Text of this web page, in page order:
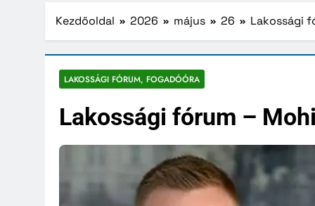
Kezdőoldal 2026 május 26 Lakossági
LAKOSSÁGI FÓRUM, FOGADÓÓRA
Lakossági fórum –